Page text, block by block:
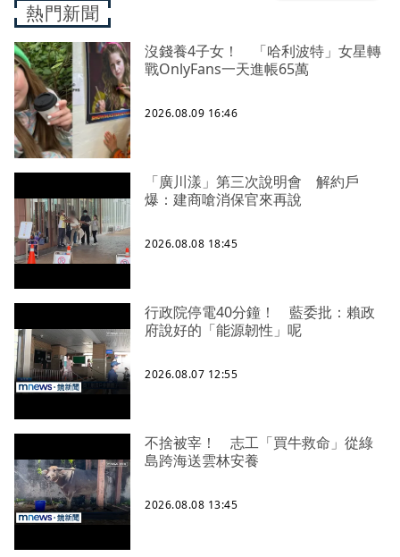
熱門新聞
沒錢養4子女！ 「哈利波特」女星轉
戰OnlyFans一天進帳65萬
2026.08.09 16:46
「廣川漾」第三次說明會 解約戶
爆：建商嗆消保官來再說
2026.08.08 18:45
行政院停電40分鐘！ 藍委批：賴政
府說好的「能源韌性」呢
2026.08.07 12:55
不捨被宰！ 志工「買牛救命」從綠
島跨海送雲林安養
2026.08.08 13:45